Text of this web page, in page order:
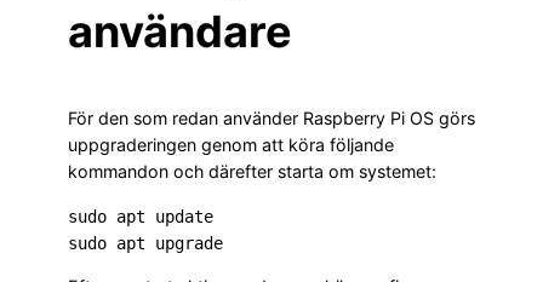
användare
För den som redan använder Raspberry Pi OS görs
uppgraderingen genom att köra följande
kommandon och därefter starta om systemet:
sudo apt update